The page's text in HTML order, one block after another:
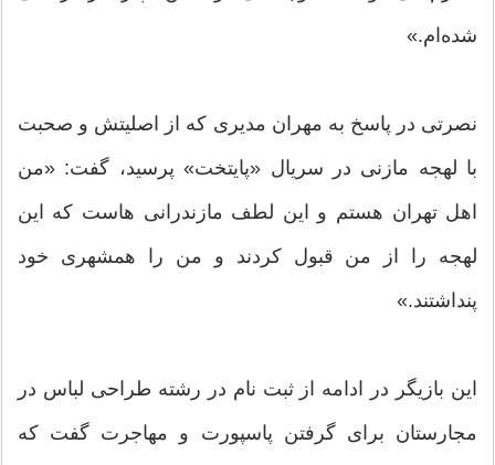
شده‌ام.»
نصرتی در پاسخ به مهران مدیری که از اصلیتش و صحبت
با لهجه مازنی در سریال «پایتخت» پرسید، گفت: «من
اهل تهران هستم و این لطف مازندرانی هاست که این
لهجه را از من قبول کردند و من را همشهری خود
پنداشتند.»
این بازیگر در ادامه از ثبت نام در رشته طراحی لباس در
مجارستان برای گرفتن پاسپورت و مهاجرت گفت که